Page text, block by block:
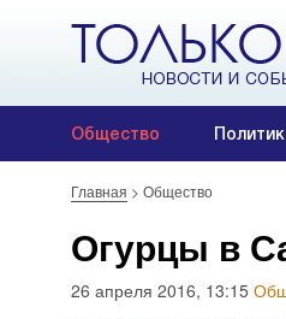
Общество
Главная > Общество
Огурцы в
26 апреля 2016, 13:15